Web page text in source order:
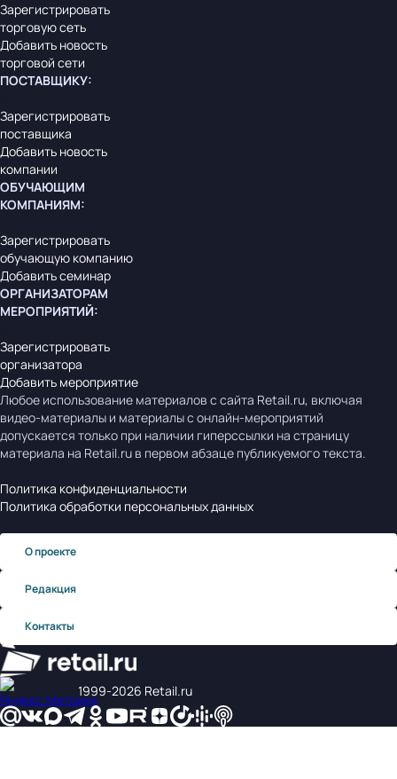
Зарегистрировать
торговую сеть
Добавить новость
торговой сети
ПОСТАВЩИКУ:
Зарегистрировать
поставщика
Добавить новость
компании
ОБУЧАЮЩИМ
КОМПАНИЯМ:
Зарегистрировать
обучающую компанию
Добавить семинар
ОРГАНИЗАТОРАМ
МЕРОПРИЯТИЙ:
Зарегистрировать
организатора
Добавить мероприятие
Любое использование материалов с сайта Retail.ru, включая
видео-материалы и материалы с онлайн-мероприятий
допускается только при наличии гиперссылки на страницу
материала на Retail.ru в первом абзаце публикуемого текста.
Политика конфиденциальности
Политика обработки персональных данных
О проекте
Редакция
Контакты
1999‑2026 Retail.ru